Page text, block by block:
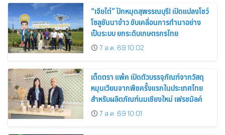
“เจียไต๋” ปักหมุดสุพรรณบุรี! เปิดแปลงโชว์
โซลูชันนาข้าว ขับเคลื่อนการทำนาอย่าง
เป็นระบบ ยกระดับเกษตรกรไทย
7 ส.ค. 69 10:02
เต็ดตรา แพ้ค เปิดตัวบรรจุภัณฑ์จากวัสดุ
หมุนเวียนจากพืชครั้งแรกในประเทศไทย
สำหรับผลิตภัณฑ์นมเชียงใหม่ เฟรชมิลค์
7 ส.ค. 69 10:01